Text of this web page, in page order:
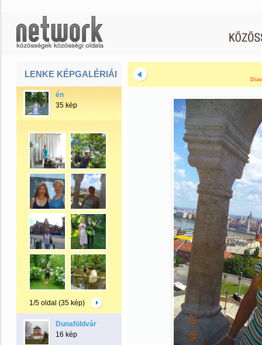
LENKE KÉPGALÉRIÁI
én
35 kép
1/5 oldal (35 kép)
Dunaföldvár
16 kép